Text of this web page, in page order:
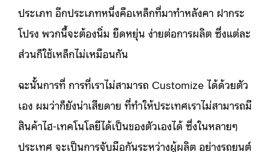
ประเภท อีกประเภทหนึ่งคือเหล็กที่มาทำหลังคา ฝากระ
โปรง พวกนี้จะต้องนิ่ม ยืดหยุ่น ง่ายต่อการผลิต ซึ่งแต่ละ
ส่วนก็ใช้เหล็กไม่เหมือนกัน
ฉะนั้นการที่ การที่เราไม่สามารถ Customize ได้ด้วยตัว
เอง ผมว่าก็ยังน่าเสียดาย ที่ทำให้ประเทศเราไม่สามารถมี
สินค้าไฮ-เทคโนโลยีได้เป็นของตัวเองได้ ซึ่งในหลายๆ
ประเทศ จะเป็นการจับมือกันระหว่างผู้ผลิต อย่างรถยนต์